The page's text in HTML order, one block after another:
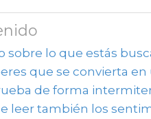
sobre lo que estás
que se convierta en
de forma
leer también los